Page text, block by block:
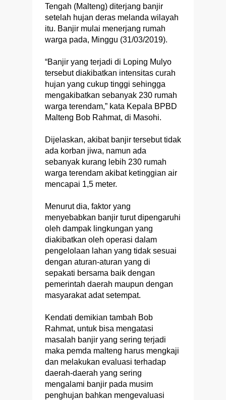
Tengah (Malteng) diterjang banjir
setelah hujan deras melanda wilayah
itu. Banjir mulai menerjang rumah
warga pada, Minggu (31/03/2019).
“Banjir yang terjadi di Loping Mulyo
tersebut diakibatkan intensitas curah
hujan yang cukup tinggi sehingga
mengakibatkan sebanyak 230 rumah
warga terendam,” kata Kepala BPBD
Malteng Bob Rahmat, di Masohi.
Dijelaskan, akibat banjir tersebut tidak
ada korban jiwa, namun ada
sebanyak kurang lebih 230 rumah
warga terendam akibat ketinggian air
mencapai 1,5 meter.
Menurut dia, faktor yang
menyebabkan banjir turut dipengaruhi
oleh dampak lingkungan yang
diakibatkan oleh operasi dalam
pengelolaan lahan yang tidak sesuai
dengan aturan-aturan yang di
sepakati bersama baik dengan
pemerintah daerah maupun dengan
masyarakat adat setempat.
Kendati demikian tambah Bob
Rahmat, untuk bisa mengatasi
masalah banjir yang sering terjadi
maka pemda malteng harus mengkaji
dan melakukan evaluasi terhadap
daerah-daerah yang sering
mengalami banjir pada musim
penghujan bahkan mengevaluasi